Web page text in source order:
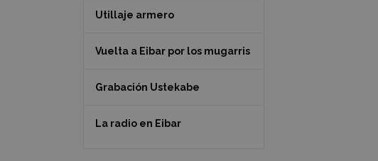
Utillaje armero
Vuelta a Eibar por los mugarris
Grabación Ustekabe
La radio en Eibar